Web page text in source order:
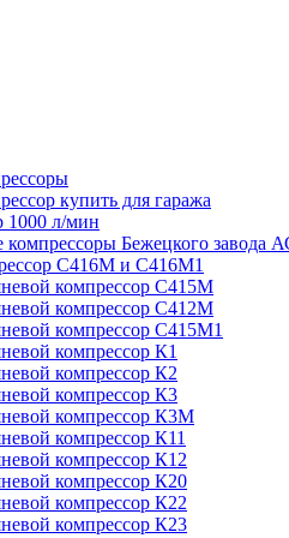
купить для гаража
1000 л/мин
Бежецкого завода
С416М и С416М1
компрессор С415М
компрессор С412М
компрессор С415М1
компрессор К1
компрессор К2
компрессор К3
компрессор К3М
компрессор К11
компрессор К12
компрессор К20
компрессор К22
компрессор К23